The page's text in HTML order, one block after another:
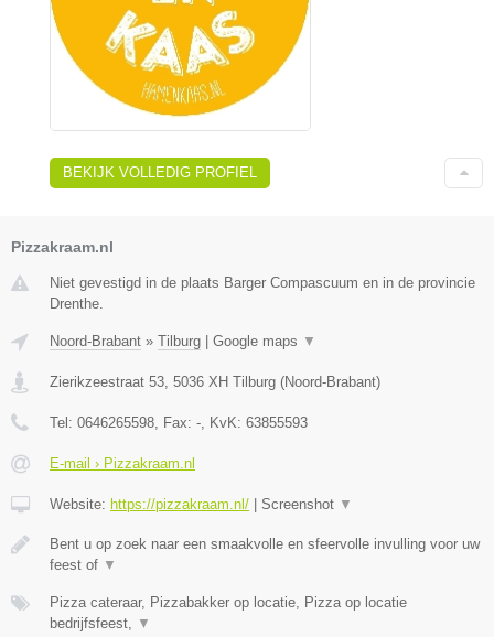
BEKIJK VOLLEDIG PROFIEL
Pizzakraam.nl
Niet gevestigd in de plaats Barger Compascuum en in de provincie
Drenthe.
Noord-Brabant » Tilburg Google maps ▼
Zierikzeestraat 53, 5036 XH Tilburg (Noord-Brabant)
Tel: 0646265598, Fax: -, KvK: 63855593
E-mail › Pizzakraam.nl
Website: https://pizzakraam.nl/ Screenshot ▼
Bent u op zoek naar een smaakvolle en sfeervolle invulling voor uw
feest of ▼
Pizza cateraar, Pizzabakker op locatie, Pizza op locatie
bedrijfsfeest, ▼